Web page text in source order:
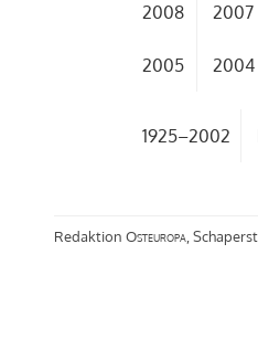
2008 2007
2005 2004
1925–2002
Redaktion Osteuropa,